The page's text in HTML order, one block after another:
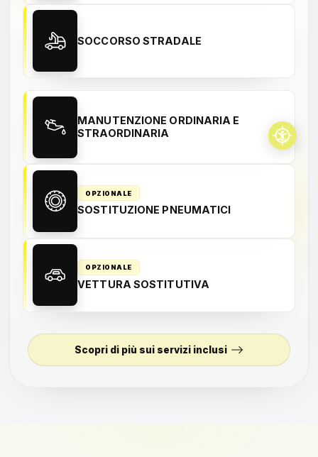
SOCCORSO STRADALE
MANUTENZIONE ORDINARIA E
STRAORDINARIA
OPZIONALE
SOSTITUZIONE PNEUMATICI
OPZIONALE
VETTURA SOSTITUTIVA
Scopri di più sui servizi inclusi